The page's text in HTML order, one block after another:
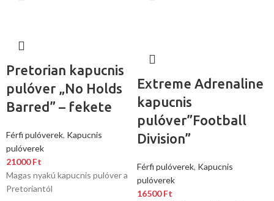
Pretorian kapucnis
pulóver „No Holds
Barred” – fekete
Férfi pulóverek, Kapucnis
pulóverek
21000Ft
Magas nyakú kapucnis pulóver a
Pretoriantól
Extreme Adrenaline
kapucnis
pulóver”Football
Division”
Férfi pulóverek, Kapucnis
pulóverek
16500Ft